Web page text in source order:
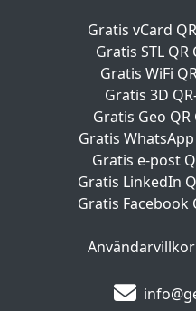
Gratis vCard
Gratis STL
Gratis WiFi
Gratis 3D
Gratis Geo
Gratis
Gratis e-post
Gratis LinkedIn
Gratis Facebook
Användarvillkor